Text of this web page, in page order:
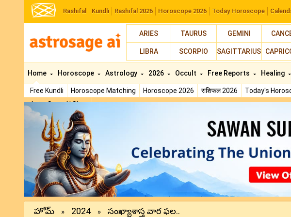
Rashifal Kundli Rashifal 2026 Horoscope 2026 Today Horoscope
ARIES TAURUS GEMINI
LIBRA SCORPIO SAGITTARIUS
Home
Free Kundli Horoscope Matching Horoscope 2026 राशिफल 2026 Today's
AstroSage AI Shop
Horoscope Astrology 2026 Occult Free Reports Healing
Previous
హోమ్ » 2024 » సంఖ్యాశాస్త్ర వార ఫల..